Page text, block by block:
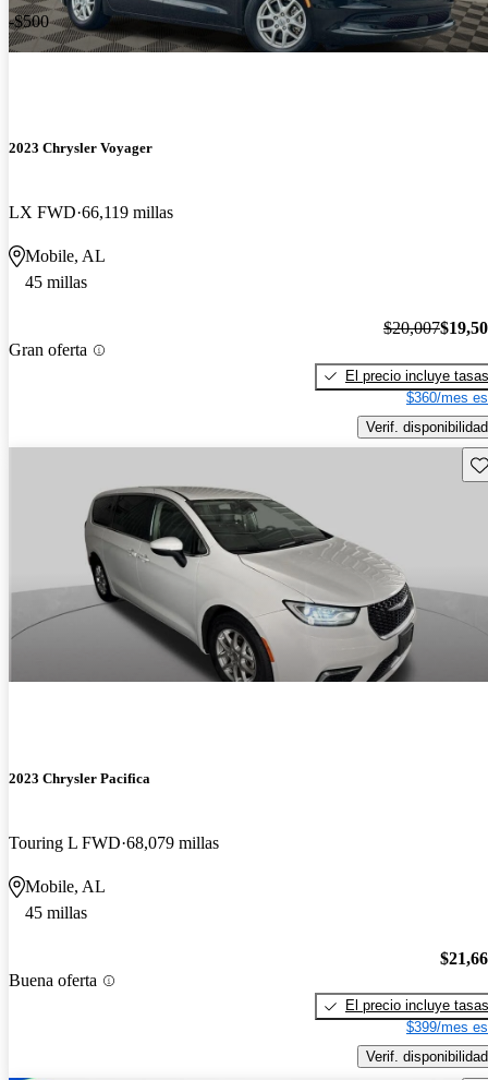
-$500
2023 Chrysler Voyager
LX FWD 66,119 millas
Mobile, AL
45 millas
Gran oferta
$20,007
El precio incluye tasas
$360/mes
Verif. disponibilidad
2023 Chrysler Pacifica
Touring L FWD 68,079 millas
Mobile, AL
45 millas
Buena oferta
El precio incluye tasas
$399/mes
Verif. disponibilidad